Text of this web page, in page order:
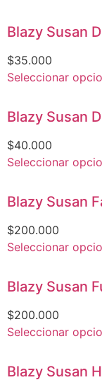
Blazy Susan
$35.000
Seleccionar
Blazy Susan
$40.000
Seleccionar
Blazy Susan
$200.000
Seleccionar
Blazy Susan
$200.000
Seleccionar
Blazy Susan